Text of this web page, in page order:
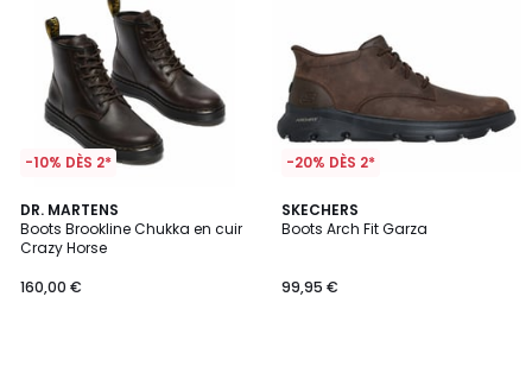
-10% DÈS 2*
DR. MARTENS
Boots Brookline Chukka en cuir
Crazy Horse
160,00 €
-20% DÈS 2*
SKECHERS
Boots Arch Fit Garza
99,95 €
4,5
/ 5